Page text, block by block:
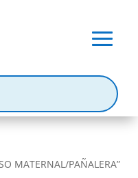
MATERNAL/PAÑALERA”